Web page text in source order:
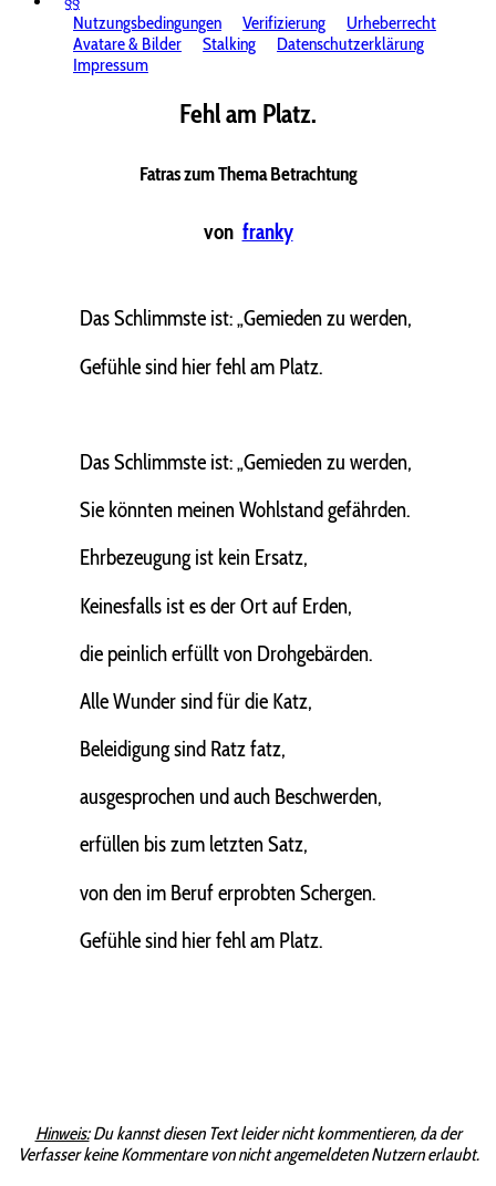
Nutzungsbedingungen
Verifizierung
Urheberrecht
Avatare & Bilder
Stalking
Datenschutzerklärung
Impressum
Fehl am Platz.
Fatras zum Thema Betrachtung
von franky
Das Schlimmste ist: „Gemieden zu werden,
Gefühle sind hier fehl am Platz.
Das Schlimmste ist: „Gemieden zu werden,
Sie könnten meinen Wohlstand gefährden.
Ehrbezeugung ist kein Ersatz,
Keinesfalls ist es der Ort auf Erden,
die peinlich erfüllt von Drohgebärden.
Alle Wunder sind für die Katz,
Beleidigung sind Ratz fatz,
ausgesprochen und auch Beschwerden,
erfüllen bis zum letzten Satz,
von den im Beruf erprobten Schergen.
Gefühle sind hier fehl am Platz.
Hinweis:Du kannst diesen Text leider nicht kommentieren, da der
Verfasser keine Kommentare von nicht angemeldeten Nutzern erlaubt.